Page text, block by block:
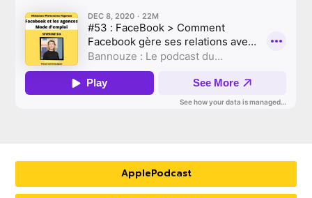
ApplePodcast